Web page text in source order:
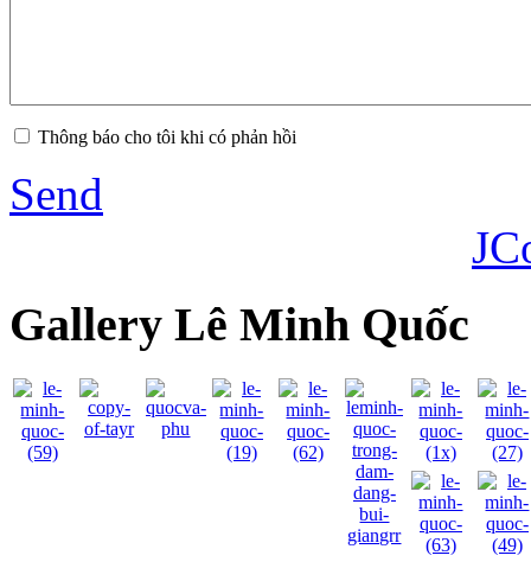
Thông báo cho tôi khi có phản hồi
Send
Gallery Lê Minh Quốc